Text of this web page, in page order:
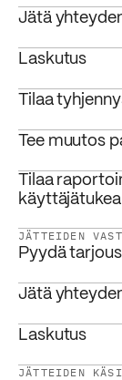
Jätä
Laskutus
Tilaa
Tee muutos
Tilaa
käyttäjätukea
JÄTTEIDEN
Pyydä tarjous
Jätä
Laskutus
JÄTTEIDEN